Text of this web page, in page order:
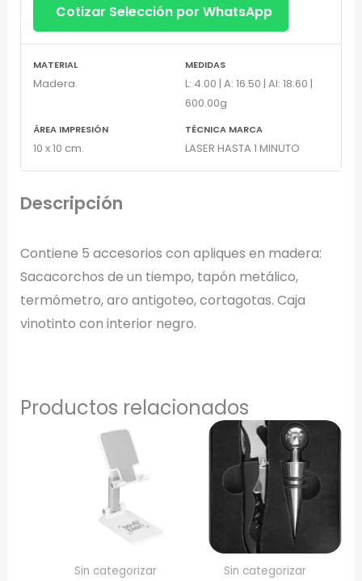
Diseñador de Vistas Previas
con IA
Arrastra y suelta tu logotipo aquí
o haz clic para explorar tus archivos
Formatos: PNG, JPG, SVG (Max. 5MB). Se recomienda fondo
Selecciona el estilo de marcado:
Una Tinta
Generar Vista Previa con IA
Cotizar Selección por WhatsApp
MATERIAL
Madera.
MEDIDAS
L: 4.00 | A: 16.50 | Al: 18.60 |
600.00g
ÁREA IMPRESIÓN
10 x 10 cm.
TÉCNICA MARCA
LASER HASTA 1 MINUTO
Descripción
Contiene 5 accesorios con apliques en madera:
Sacacorchos de un tiempo, tapón metálico,
termómetro, aro antigoteo, cortagotas. Caja
vinotinto con interior negro.
Productos relacionados
Sin categorizar Sin categorizar